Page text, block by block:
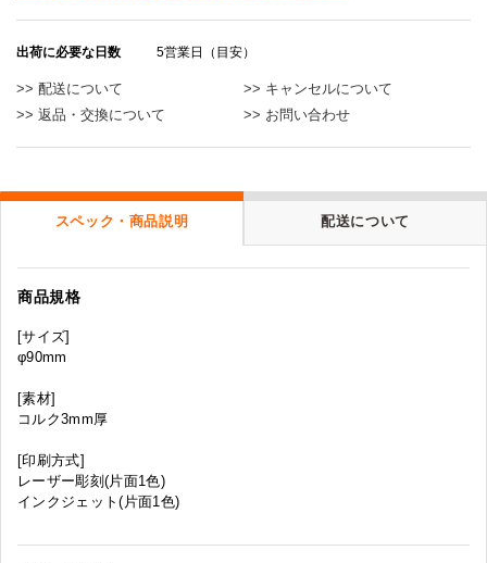
出荷に必要な日数 5営業日（目安）
>> 配送について
>> キャンセルについて
>> 返品・交換について
>> お問い合わせ
スペック・商品説明 配送について
商品規格
[サイズ]
φ90mm
[素材]
コルク3mm厚
[印刷方式]
レーザー彫刻(片面1色)
インクジェット(片面1色)